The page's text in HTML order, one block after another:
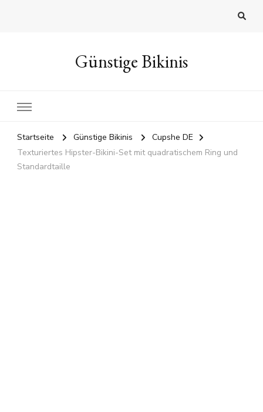
Günstige Bikinis
Startseite Günstige Bikinis
Cupshe DE
Texturiertes Hipster-Bikini-Set mit quadratischem Ring und
Standardtaille